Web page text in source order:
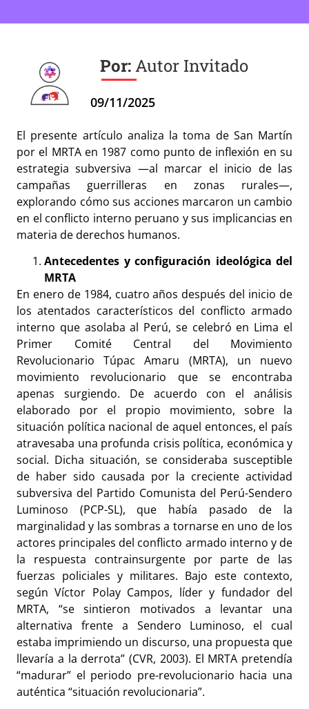
Autor Invitado
El presente artículo analiza la toma de San Martín
por el MRTA en 1987 como punto de inflexión en su
estrategia subversiva —al marcar el inicio de las
campañas guerrilleras en zonas rurales—,
explorando cómo sus acciones marcaron un cambio
en el conflicto interno peruano y sus implicancias en
materia de derechos humanos.
Antecedentes y configuración ideológica del
MRTA
En enero de 1984, cuatro años después del inicio de
los atentados característicos del conflicto armado
interno que asolaba al Perú, se celebró en Lima el
Primer Comité Central del Movimiento
Revolucionario Túpac Amaru (MRTA), un nuevo
movimiento revolucionario que se encontraba
apenas surgiendo. De acuerdo con el análisis
elaborado por el propio movimiento, sobre la
situación política nacional de aquel entonces, el país
atravesaba una profunda crisis política, económica y
social. Dicha situación, se consideraba susceptible
de haber sido causada por la creciente actividad
subversiva del Partido Comunista del Perú-Sendero
Luminoso (PCP-SL), que había pasado de la
marginalidad y las sombras a tornarse en uno de los
actores principales del conflicto armado interno y de
la respuesta contrainsurgente por parte de las
fuerzas policiales y militares. Bajo este contexto,
según Víctor Polay Campos, líder y fundador del
MRTA, “se sintieron motivados a levantar una
alternativa frente a Sendero Luminoso, el cual
estaba imprimiendo un discurso, una propuesta que
llevaría a la derrota” (CVR, 2003). El MRTA pretendía
“madurar” el periodo pre-revolucionario hacia una
auténtica “situación revolucionaria”.
09/11/2025